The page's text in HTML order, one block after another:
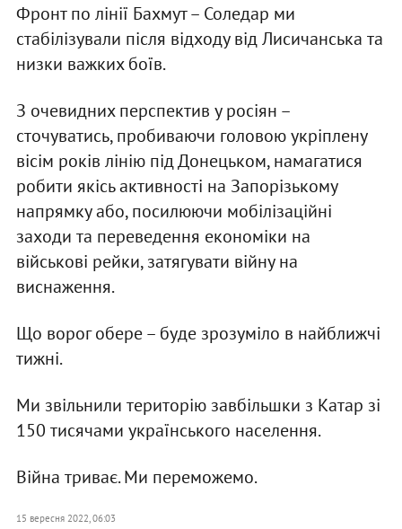
Фронт по лінії Бахмут – Соледар ми
стабілізували після відходу від Лисичанська та
низки важких боїв.
З очевидних перспектив у росіян –
сточуватись, пробиваючи головою укріплену
вісім років лінію під Донецьком, намагатися
робити якісь активності на Запорізькому
напрямку або, посилюючи мобілізаційні
заходи та переведення економіки на
військові рейки, затягувати війну на
виснаження.
Що ворог обере – буде зрозуміло в найближчі
тижні.
Ми звільнили територію завбільшки з Катар зі
150 тисячами українського населення.
Війна триває. Ми переможемо.
15 вересня 2022, 06:03